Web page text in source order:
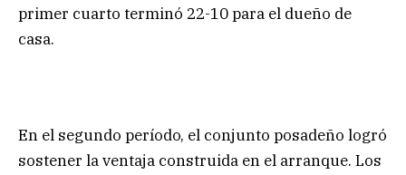
primer cuarto terminó 22-10 para el dueño de
casa.
En el segundo período, el conjunto posadeño logró
sostener la ventaja construida en el arranque. Los